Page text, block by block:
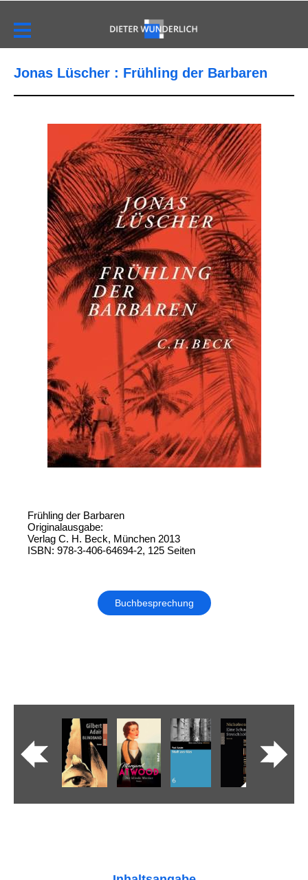
Jonas Lüscher : Frühling der Barbaren
Frühling der Barbaren
Originalausgabe:
Verlag C. H. Beck, München 2013
ISBN: 978-3-406-64694-2, 125 Seiten
Buchbesprechung